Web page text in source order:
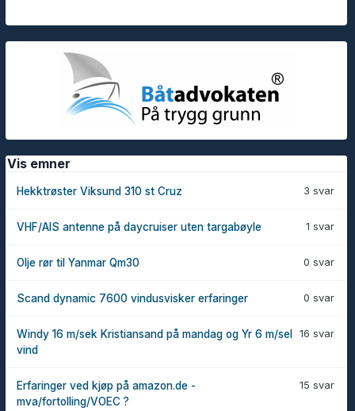
Vis emner
3 svar
Hekktrøster Viksund 310 st Cruz
1 svar
VHF/AIS antenne på daycruiser uten targabøyle
0 svar
Olje rør til Yanmar Qm30
0 svar
Scand dynamic 7600 vindusvisker erfaringer
16 svar
Windy 16 m/sek Kristiansand på mandag og Yr 6 m/sel
vind
15 svar
Erfaringer ved kjøp på amazon.de -
mva/fortolling/VOEC ?